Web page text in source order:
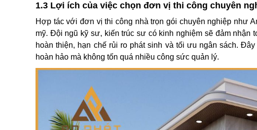
1.3 Lợi ích của việc chọn đơn vị thi công chuyên
Hợp tác với đơn vị thi công nhà trọn gói chuyên nghiệp như
mỹ. Đội ngũ kỹ sư, kiến trúc sư có kinh nghiệm sẽ đảm nhận
hoàn thiện, hạn chế rủi ro phát sinh và tối ưu ngân sách.
hoàn hảo mà không tốn quá nhiều công sức quản lý.